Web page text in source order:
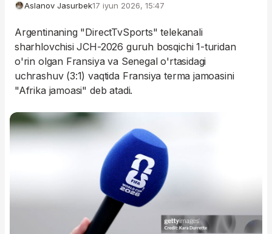
Aslanov Jasurbek17 iyun 2026, 15:47
Argentinaning "DirectTvSports" telekanali
sharhlovchisi JCH-2026 guruh bosqichi 1-turidan
o'rin olgan Fransiya va Senegal o'rtasidagi
uchrashuv (3:1) vaqtida Fransiya terma jamoasini
"Afrika jamoasi" deb atadi.